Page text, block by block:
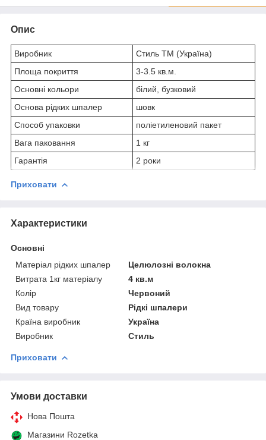
Опис
Виробник
Стиль TM (Україна)
Площа покриття
3-3.5 кв.м.
Основні кольори
білий, бузковий
Основа рідких шпалер
шовк
Способ упаковки
поліетиленовий пакет
Вага паковання
1 кг
Гарантія
2 роки
Приховати
Характеристики
Основні
Матеріал рідких шпалер
Целюлозні волокна
Витрата 1кг матеріалу
4 кв.м
Колір
Червоний
Вид товару
Рідкі шпалери
Країна виробник
Україна
Виробник
Стиль
Приховати
Умови доставки
Нова Пошта
Магазини Rozetka